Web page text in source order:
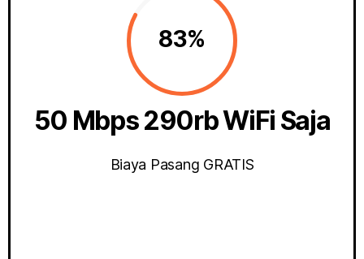
83%
50 Mbps 290rb WiFi Saja
Biaya Pasang GRATIS